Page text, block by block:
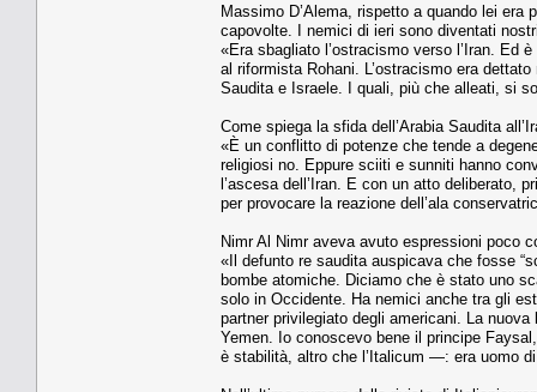
Massimo D’Alema, rispetto a quando lei
capovolte. I nemici di ieri sono diventati
«Era sbagliato l’ostracismo verso l’Iran. Ed
al riformista Rohani. L’ostracismo era
Saudita e Israele. I quali, più che alleati, si
Come spiega la sfida dell’Arabia Saudita
«È un conflitto di potenze che tende a
religiosi no. Eppure sciiti e sunniti hanno
l’ascesa dell’Iran. E con un atto deliberato,
per provocare la reazione dell’ala
Nimr Al Nimr aveva avuto espressioni poco
«Il defunto re saudita auspicava che fosse
bombe atomiche. Diciamo che è stato uno
solo in Occidente. Ha nemici anche tra gli
partner privilegiato degli americani. La
Yemen. Io conoscevo bene il principe
è stabilità, altro che l’Italicum —: era uomo